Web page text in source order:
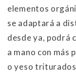
elementos
se adaptará a
desde ya, podrá
a mano con más
o yeso